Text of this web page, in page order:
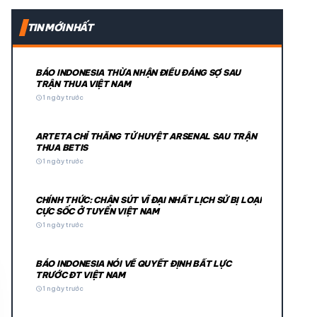
© 2026 TT24H
TIN MỚI NHẤT
BÁO INDONESIA THỪA NHẬN ĐIỀU ĐÁNG SỢ SAU
TRẬN THUA VIỆT NAM
schedule1 ngày trước
ARTETA CHỈ THẲNG TỬ HUYỆT ARSENAL SAU TRẬN
THUA BETIS
schedule1 ngày trước
CHÍNH THỨC: CHÂN SÚT VĨ ĐẠI NHẤT LỊCH SỬ BỊ LOẠI
CỰC SỐC Ở TUYỂN VIỆT NAM
schedule1 ngày trước
BÁO INDONESIA NÓI VỀ QUYẾT ĐỊNH BẤT LỰC
TRƯỚC ĐT VIỆT NAM
schedule1 ngày trước